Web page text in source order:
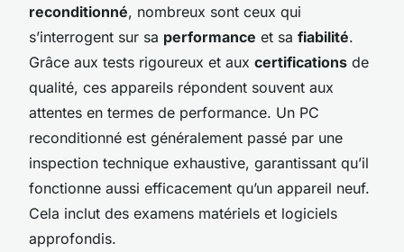
reconditionné, nombreux sont ceux qui
s’interrogent sur sa performance et sa fiabilité.
Grâce aux tests rigoureux et aux certifications de
qualité, ces appareils répondent souvent aux
attentes en termes de performance. Un PC
reconditionné est généralement passé par une
inspection technique exhaustive, garantissant qu’il
fonctionne aussi efficacement qu’un appareil neuf.
Cela inclut des examens matériels et logiciels
approfondis.